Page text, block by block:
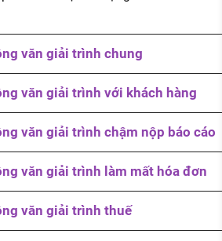
văn giải trình chung
văn giải trình với khách hàng
văn giải trình chậm nộp báo cáo
văn giải trình làm mất hóa đơn
văn giải trình thuế